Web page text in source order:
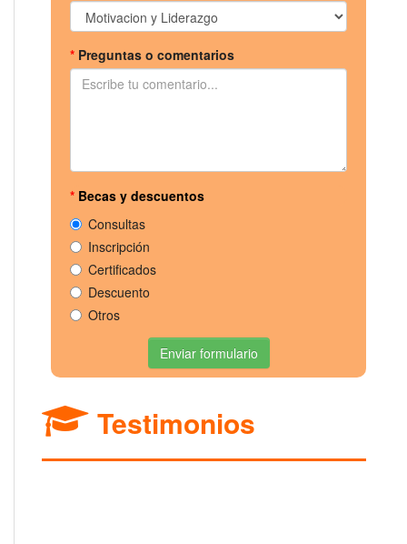
*Preguntas o comentarios
* Becas y descuentos
Consultas
Inscripción
Certificados
Descuento
Otros
Enviar formulario
Testimonios